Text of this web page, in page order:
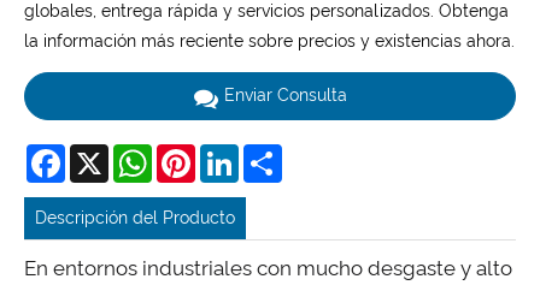
globales, entrega rápida y servicios personalizados. Obtenga
la información más reciente sobre precios y existencias ahora.
Enviar Consulta
Facebook
X WhatsAppPinterestLinkedIn
Descripción del Producto
En entornos industriales con mucho desgaste y alto